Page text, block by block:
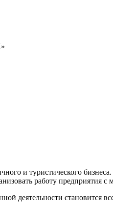
и туристического
работу предприятия с
деятельности становится